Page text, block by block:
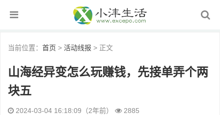
当前位置： 首页 > 活动线报 > 正文
山海经异变怎么玩赚钱，先接单弄个两
块五
2024-03-04 16:18:09（2年前） 2885